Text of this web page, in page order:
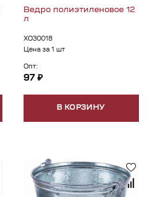
Ведро полиэтиленовое 12
л
ХОЗ0018
Цена за 1 шт
Опт:
97 ₽
В КОРЗИНУ